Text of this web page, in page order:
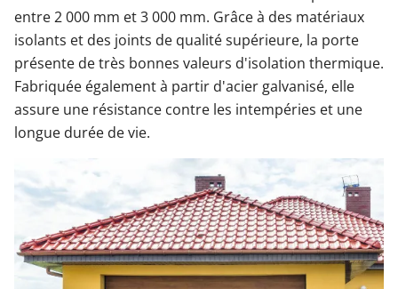
entre 2 000 mm et 3 000 mm. Grâce à des matériaux
isolants et des joints de qualité supérieure, la porte
présente de très bonnes valeurs d'isolation thermique.
Fabriquée également à partir d'acier galvanisé, elle
assure une résistance contre les intempéries et une
longue durée de vie.